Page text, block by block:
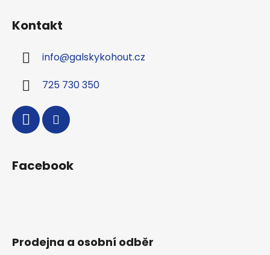
Kontakt
info@galskykohout.cz
725 730 350
Facebook
Prodejna a osobní odběr